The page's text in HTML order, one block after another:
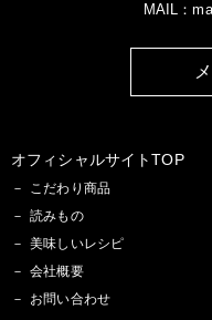
MAIL：
オフィシャルサイトTOP
こだわり商品
読みもの
美味しいレシピ
会社概要
お問い合わせ